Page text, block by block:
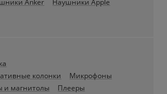
Anker
Наушники Apple
колонки
Микрофоны
и магнитолы
Плееры